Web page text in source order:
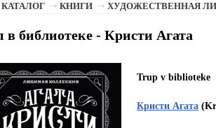
КАТАЛОГ КНИГИ ХУДОЖЕСТВЕННАЯ
в библиотеке - Кристи Агата
Trup v biblioteke
Кристи Агата